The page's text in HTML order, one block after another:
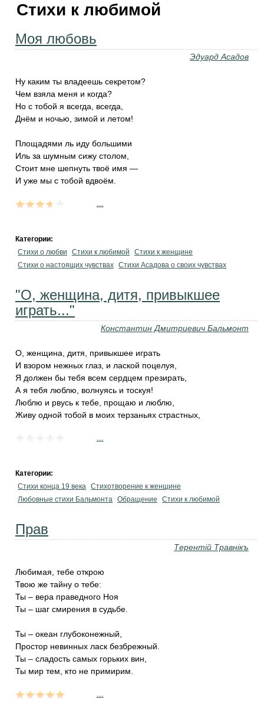
Стихи к любимой
Моя любовь
Эдуард Асадов
Ну каким ты владеешь секретом?
Чем взяла меня и когда?
Но с тобой я всегда, всегда,
Днём и ночью, зимой и летом!
Площадями ль иду большими
Иль за шумным сижу столом,
Стоит мне шепнуть твоё имя —
И уже мы с тобой вдвоём.
Категории:
Стихи о любви
Стихи к любимой
Стихи к женщине
Стихи о настоящих чувствах Стихи Асадова о своих чувствах
"О, женщина, дитя, привыкшее
играть..."
Константин Дмитриевич Бальмонт
О, женщина, дитя, привыкшее играть
И взором нежных глаз, и лаской поцелуя,
Я должен бы тебя всем сердцем презирать,
А я тебя люблю, волнуясь и тоскуя!
Люблю и рвусь к тебе, прощаю и люблю,
Живу одной тобой в моих терзаньях страстных,
Категории:
Стихи конца 19 века Стихотворение к женщине
Любовные стихи Бальмонта Обращение Стихи к любимой
Прав
Терентiй Травнiкъ
Любимая, тебе открою
Твою же тайну о тебе:
Ты – вера праведного Ноя
Ты – шаг смирения в судьбе.
Ты – океан глубоконежный,
Простор невинных ласк безбрежный.
Ты – сладость самых горьких вин,
Ты мир тем, кто не примирим.